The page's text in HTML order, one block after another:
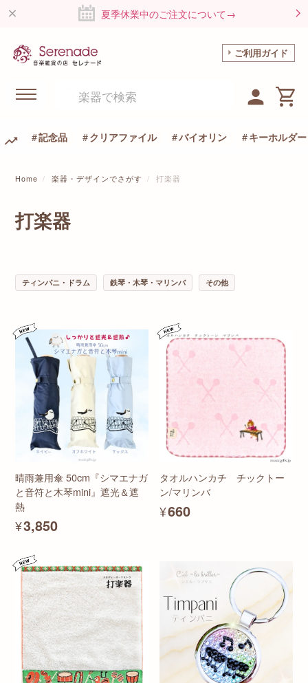
夏季休業中のご注文について→
ご利用ガイド
記念品 クリアファイル バイオリン キーホルダー
Home 楽器・デザインでさがす 打楽器
打楽器
ティンパニ・ドラム 鉄琴・木琴・マリンバ その他
晴雨兼用傘 50cm『シマエナガ
と音符と木琴mini』遮光＆遮
熱
¥3,850
タオルハンカチ チックトー
ン/マリンバ
¥660